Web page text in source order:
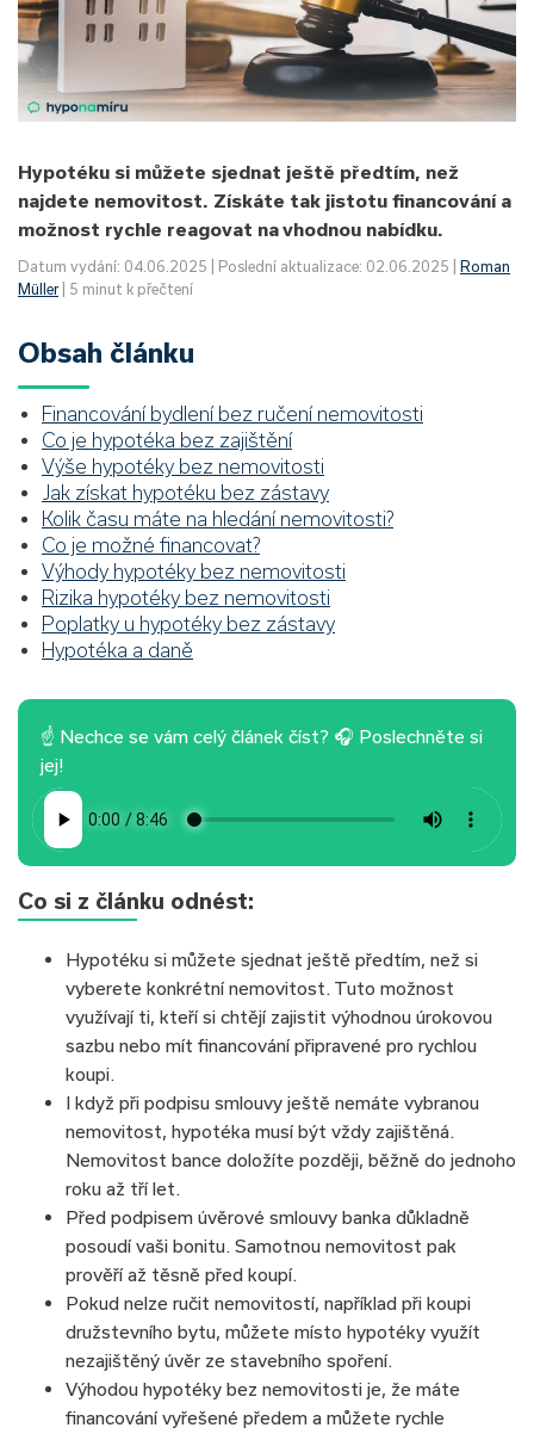
Hypotéku si můžete sjednat ještě předtím, než
najdete nemovitost. Získáte tak jistotu financování a
možnost rychle reagovat na vhodnou nabídku.
Datum vydání: 04.06.2025 | Poslední aktualizace: 02.06.2025 |
Roman
Müller| 5 minut k přečtení
Obsah článku
Financování bydlení bez ručení nemovitosti
Co je hypotéka bez zajištění
Výše hypotéky bez nemovitosti
Jak získat hypotéku bez zástavy
Kolik času máte na hledání nemovitosti?
Co je možné financovat?
Výhody hypotéky bez nemovitosti
Rizika hypotéky bez nemovitosti
Poplatky u hypotéky bez zástavy
Hypotéka a daně
☝ Nechce se vám celý článek číst? 🎧 Poslechněte si
jej!
Co si z článku odnést:
Hypotéku si můžete sjednat ještě předtím, než si
vyberete konkrétní nemovitost. Tuto možnost
využívají ti, kteří si chtějí zajistit výhodnou úrokovou
sazbu nebo mít financování připravené pro rychlou
koupi.
I když při podpisu smlouvy ještě nemáte vybranou
nemovitost, hypotéka musí být vždy zajištěná.
Nemovitost bance doložíte později, běžně do jednoho
roku až tří let.
Před podpisem úvěrové smlouvy banka důkladně
posoudí vaši bonitu. Samotnou nemovitost pak
prověří až těsně před koupí.
Pokud nelze ručit nemovitostí, například při koupi
družstevního bytu, můžete místo hypotéky využít
nezajištěný úvěr ze stavebního spoření.
Výhodou hypotéky bez nemovitosti je, že máte
financování vyřešené předem a můžete rychle